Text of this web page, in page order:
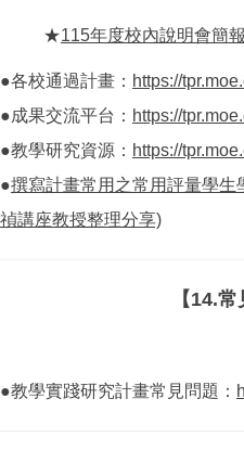
★115年度校內說明會簡報
●各校通過計畫： https://
●成果交流平台： https://
●教學研究資源： https://
●撰寫計畫常用之常用評量學生
禎講座教授整理分享)
【14.常
●教學實踐研究計畫常見問題：